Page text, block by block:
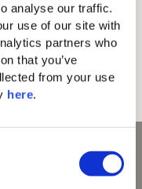
analyse our traffic.
use of our site with
partners who
that you’ve
from your use
here.
à Corfou
corfiote